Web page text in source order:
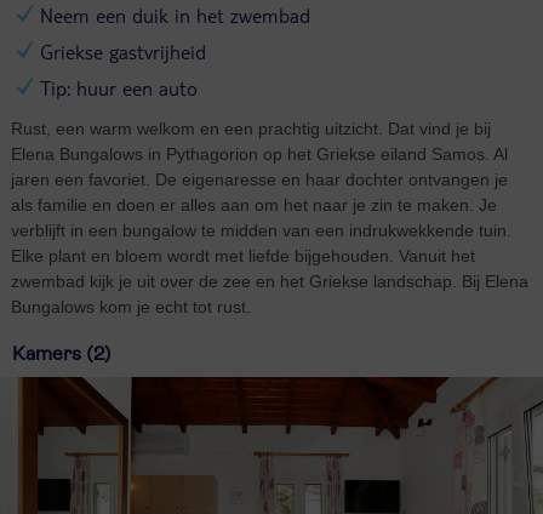
Neem een duik in het zwembad
Griekse gastvrijheid
Tip: huur een auto
Rust, een warm welkom en een prachtig uitzicht. Dat vind je bij
Elena Bungalows in Pythagorion op het Griekse eiland Samos. Al
jaren een favoriet. De eigenaresse en haar dochter ontvangen je
als familie en doen er alles aan om het naar je zin te maken. Je
verblijft in een bungalow te midden van een indrukwekkende tuin.
Elke plant en bloem wordt met liefde bijgehouden. Vanuit het
zwembad kijk je uit over de zee en het Griekse landschap. Bij Elena
Bungalows kom je echt tot rust.
Kamers (2)